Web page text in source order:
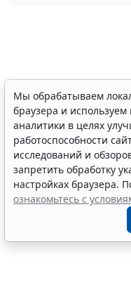
Мы обрабатываем
браузера и
аналитики в целях
работоспособности
исследований и
запретить обработку
настройках браузера.
ознакомьтесь с